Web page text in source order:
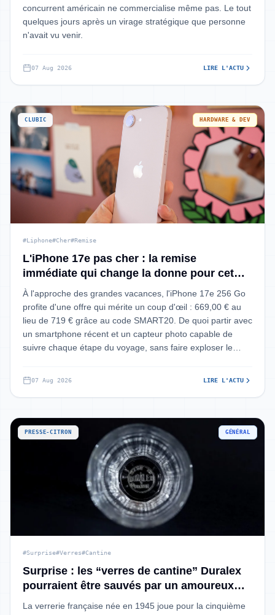
concurrent américain ne commercialise même pas. Le tout
quelques jours après un virage stratégique que personne
n'avait vu venir.
07 Aug 2026 LIRE L'ACTU
CLUBIC HARDWARE & DEV
#Liphone#Cher#Remise
L'iPhone 17e pas cher : la remise
immédiate qui change la donne pour cet
été
À l'approche des grandes vacances, l'iPhone 17e 256 Go
profite d'une offre qui mérite un coup d'œil : 669,00 € au
lieu de 719 € grâce au code SMART20. De quoi partir avec
un smartphone récent et un capteur photo capable de
suivre chaque étape du voyage, sans faire exploser le
07 Aug 2026 LIRE L'ACTU
PRESSE-CITRON GÉNÉRAL
#Surprise#Verres#Cantine
Surprise : les “verres de cantine” Duralex
pourraient être sauvés par un amoureux
des entreprises françaises
La verrerie française née en 1945 joue pour la cinquième